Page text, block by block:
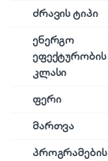
ძრავის ტიპი
ენერგო
ეფექტურობის
კლასი
ფერი
მართვა
პროგრამების